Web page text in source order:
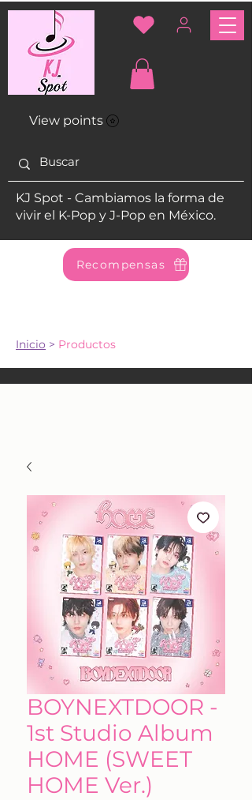
View points
KJ Spot - Cambiamos la forma de
vivir el K-Pop y J-Pop en México.
Recompensas
Inicio > Productos
BOYNEXTDOOR -
1st Studio Album
HOME (SWEET
HOME Ver.)